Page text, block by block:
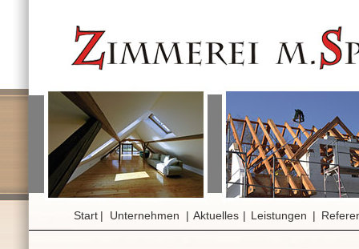
Start | Unternehmen | Aktuelles | Leistungen |